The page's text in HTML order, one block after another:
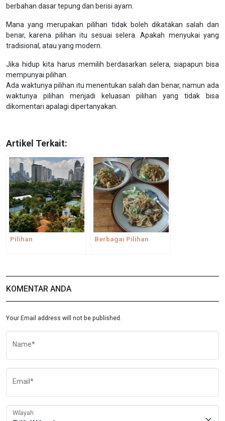
berbahan dasar tepung dan berisi ayam.
Mana yang merupakan pilihan tidak boleh dikatakan salah dan
benar, karena pilihan itu sesuai selera. Apakah menyukai yang
tradisional, atau yang modern.
Jika hidup kita harus memilih berdasarkan selera, siapapun bisa
mempunyai pilihan.
Ada waktunya pilihan itu menentukan salah dan benar, namun ada
waktunya pilihan menjadi keluasan pilihan yang tidak bisa
dikomentari apalagi dipertanyakan.
Artikel Terkait:
Pilihan Berbagai Pilihan
KOMENTAR ANDA
Your Email address will not be published.
Name*
Email*
Wilayah